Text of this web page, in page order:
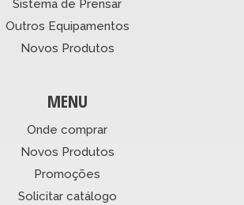
Sistema de Prensar
Outros Equipamentos
Novos Produtos
MENU
Onde comprar
Novos Produtos
Promoções
Solicitar catálogo